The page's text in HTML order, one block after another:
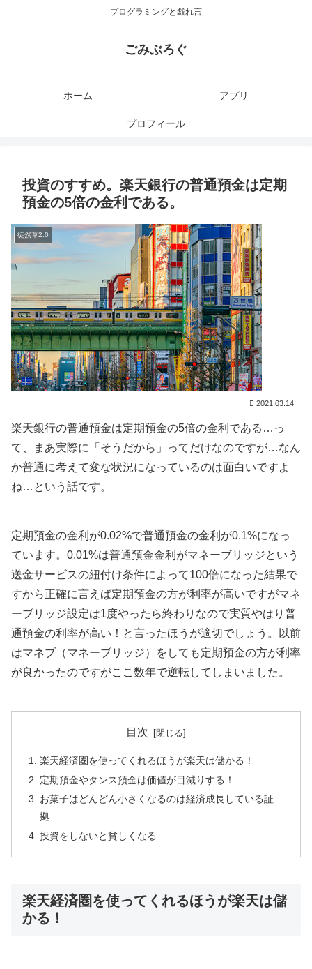
プログラミングと戯れ言
ごみぶろぐ
ホーム アプリ
プロフィール
投資のすすめ。楽天銀行の普通預金は定期
預金の5倍の金利である。
徒然草2.0
2021.03.14
楽天銀行の普通預金は定期預金の5倍の金利である…っ
て、まあ実際に「そうだから」ってだけなのですが…なん
か普通に考えて変な状況になっているのは面白いですよ
ね…という話です。
定期預金の金利が0.02%で普通預金の金利が0.1%になっ
ています。0.01%は普通預金金利がマネーブリッジという
送金サービスの紐付け条件によって100倍になった結果で
すから正確に言えば定期預金の方が利率が高いですがマネ
ーブリッジ設定は1度やったら終わりなので実質やはり普
通預金の利率が高い！と言ったほうが適切でしょう。以前
はマネブ（マネーブリッジ）をしても定期預金の方が利率
が良かったのですがここ数年で逆転してしまいました。
目次
楽天経済圏を使ってくれるほうが楽天は儲かる！
定期預金やタンス預金は価値が目減りする！
お菓子はどんどん小さくなるのは経済成長している証
拠
投資をしないと貧しくなる
楽天経済圏を使ってくれるほうが楽天は儲
かる！